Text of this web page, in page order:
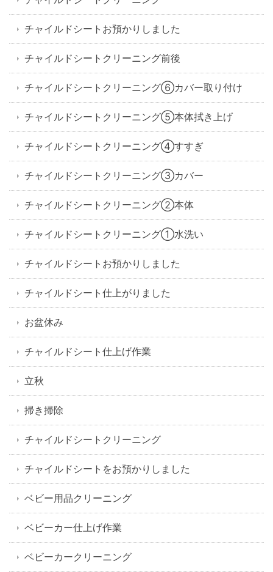
チャイルドシートお預かりしました
チャイルドシートクリーニング前後
チャイルドシートクリーニング⑥カバー取り付け
チャイルドシートクリーニング⑤本体拭き上げ
チャイルドシートクリーニング④すすぎ
チャイルドシートクリーニング③カバー
チャイルドシートクリーニング②本体
チャイルドシートクリーニング①水洗い
チャイルドシートお預かりしました
チャイルドシート仕上がりました
お盆休み
チャイルドシート仕上げ作業
立秋
掃き掃除
チャイルドシートクリーニング
チャイルドシートをお預かりしました
ベビー用品クリーニング
ベビーカー仕上げ作業
ベビーカークリーニング